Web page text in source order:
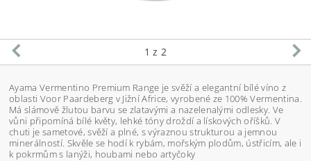
1 z 2
Ayama Vermentino Premium Range je svěží a elegantní bílé víno z
oblasti Voor Paardeberg v Jižní Africe, vyrobené ze 100% Vermentina.
Má slámově žlutou barvu se zlatavými a nazelenalými odlesky. Ve
vůni připomíná bílé květy, lehké tóny droždí a lískových oříšků. V
chuti je sametové, svěží a plné, s výraznou strukturou a jemnou
minerálností. Skvěle se hodí k rybám, mořským plodům, ústřicím, ale i
k pokrmům s lanýži, houbami nebo artyčoky